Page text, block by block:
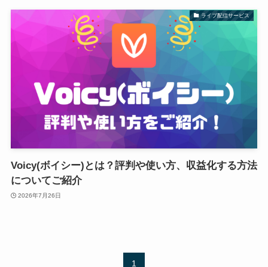
ライブ配信サービス
Voicy(ボイシー)とは？評判や使い方、収益化する方法
についてご紹介
2026年7月26日
1